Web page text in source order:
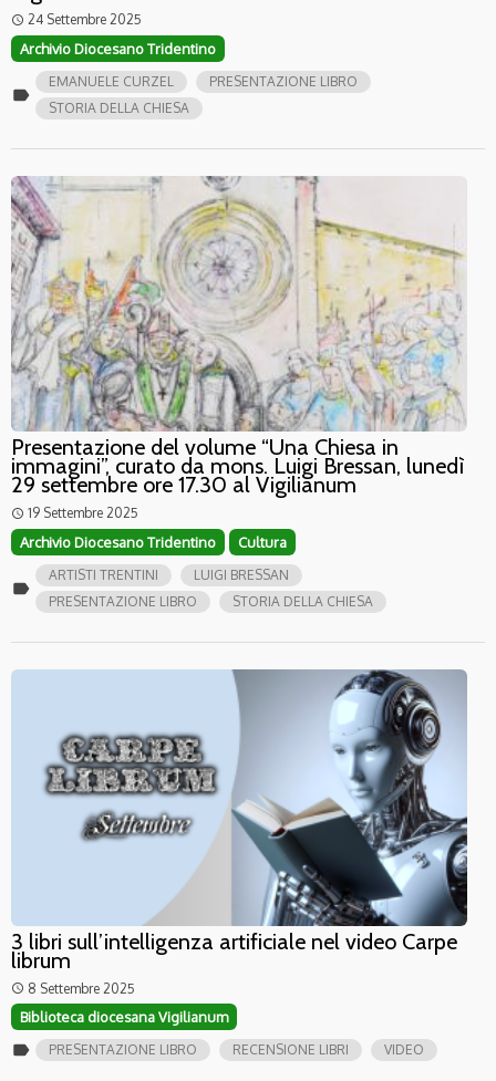
access_time 24 Settembre 2025
Archivio Diocesano Tridentino
label
EMANUELE CURZEL
PRESENTAZIONE LIBRO
STORIA DELLA CHIESA
Presentazione del volume “Una Chiesa in
immagini”, curato da mons. Luigi Bressan, lunedì
29 settembre ore 17.30 al Vigilianum
access_time 19 Settembre 2025
Archivio Diocesano Tridentino Cultura
label
ARTISTI TRENTINI
LUIGI BRESSAN
PRESENTAZIONE LIBRO
STORIA DELLA CHIESA
3 libri sull’intelligenza artificiale nel video Carpe
librum
access_time 8 Settembre 2025
Biblioteca diocesana Vigilianum
label PRESENTAZIONE LIBRO RECENSIONE LIBRI VIDEO